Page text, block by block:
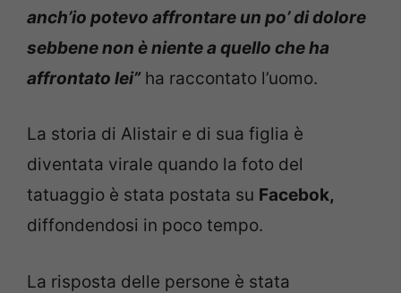
anch’io potevo affrontare un po’ di dolore
sebbene non è niente a quello che ha
affrontato lei” ha raccontato l’uomo.
La storia di Alistair e di sua figlia è
diventata virale quando la foto del
tatuaggio è stata postata su Facebok,
diffondendosi in poco tempo.
La risposta delle persone è stata